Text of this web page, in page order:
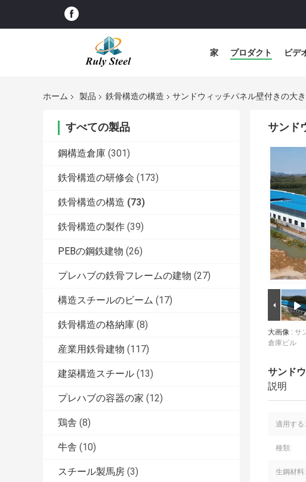
家 プロダクト ビデ
ホーム 製品 鉄骨構造の構造 サンドウィッチパネル壁付きの大
すべての製品
鋼構造倉庫 (301)
鉄骨構造の研修会 (173)
鉄骨構造の構造 (73)
鉄骨構造の製作 (39)
PEBの鋼鉄建物 (26)
プレハブの鉄骨フレームの建物 (27)
構造スチールのビーム (17)
鉄骨構造の格納庫 (8)
産業用鉄骨建物 (117)
建築構造スチール (13)
プレハブの容器の家 (12)
鶏舎 (8)
牛舎 (10)
スチール製馬房 (3)
サンド
大画像 : サ
倉庫ビル
サンド
説明
適用する:
種類:
生鋼材料: